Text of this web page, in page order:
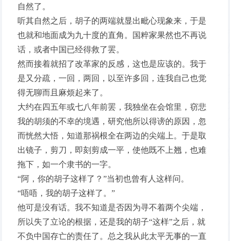
自然了。
听其自然之后，胡子的两端就显出毗心现象来，于是
也就和地面成为九十度的直角。国粹家果然也不再说
话，或者中国已经得救了罢。
然而接着就招了改革家的反感，这也是应该的。我于
是又分疏，一回，两回，以至许多回，连我自己也觉
得无聊而且麻烦起来了。
大约在四五年或七八年前罢，我独坐在会馆里，窃悲
我的胡须的不幸的境遇，研究他所以得谤的原因，忽
而恍然大悟，知道那祸根全在两边的尖端上。于是取
出镜子，剪刀，即刻剪成一平，使他既不上翘，也难
拖下，如一个隶书的一字。
“阿，你的胡子这样了？”当初也曾有人这样问。
“唔唔，我的胡子这样了。”
他可是没有话。我不知道是否因为寻不着两个尖端，
所以失了立论的根据，还是我的胡子“这样”之后，就
不负中国存亡的责任了。总之我从此太平无事的一直